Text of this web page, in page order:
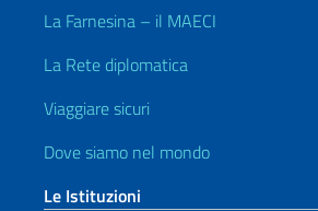
La Farnesina – il MAECI
La Rete diplomatica
Viaggiare sicuri
Dove siamo nel mondo
Le Istituzioni